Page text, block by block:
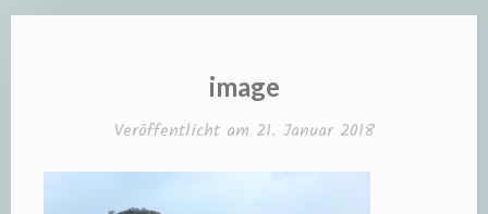
image
Veröffentlicht am 21. Januar 2018